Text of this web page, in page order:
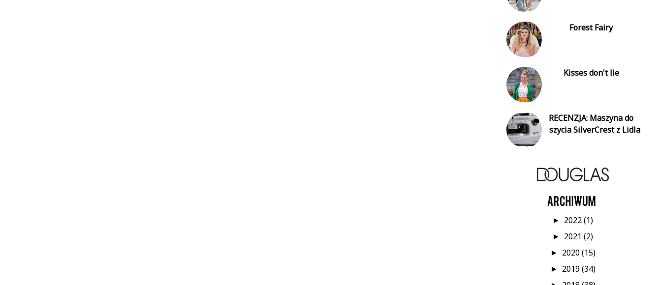
Forest Fairy
Kisses don't lie
RECENZJA: Maszyna do
szycia SilverCrest z Lidla
► 2022(1)
► 2021(2)
► 2020(15)
► 2019(34)